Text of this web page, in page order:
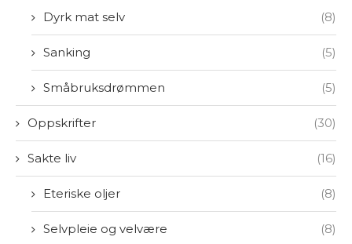
Dyrk mat selv (8)
Sanking (5)
Småbruksdrømmen (5)
Oppskrifter (30)
Sakte liv (16)
Eteriske oljer (8)
Selvpleie og velvære (8)